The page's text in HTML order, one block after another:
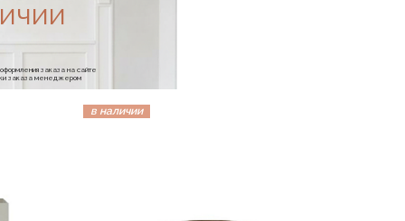
в наличии
заказа на сайте
заказа менеджером